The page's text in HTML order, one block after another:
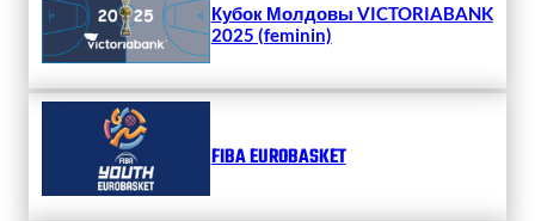
Кубок Молдовы VICTORIABANK
2025 (feminin)
FIBA EUROBASKET